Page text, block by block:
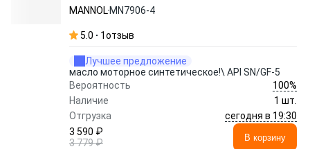
MANNOL MN7906-4
5.0 1отзыв
Лучшее предложение
масло моторное синтетическое!\ API SN/GF-5
Вероятность
100%
Наличие
1 шт.
Отгрузка
сегодня в 19:30
3 590 ₽
3 779 ₽
В корзину